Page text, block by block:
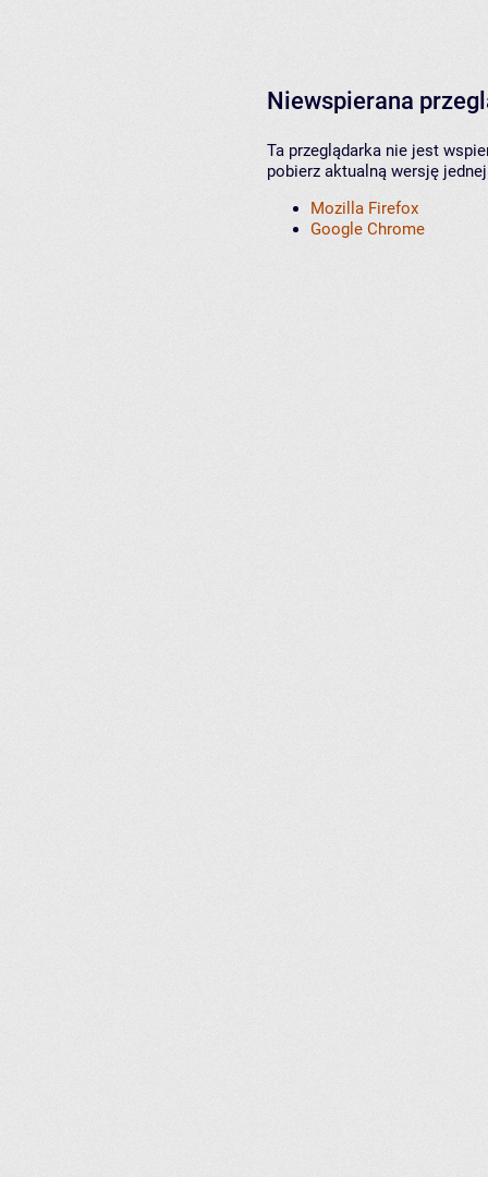
Niewspierana
Ta przeglądarka nie jest
pobierz aktualną wersję
Mozilla Firefox
Google Chrome